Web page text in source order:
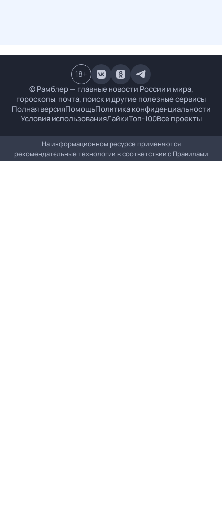
© Рамблер — главные новости России и мира,
гороскопы, почта, поиск и другие полезные сервисы
Полная версияПомощьПолитика конфиденциальности
Условия использованияЛайкиТоп-100Все проекты
18+
На информационном ресурсе применяются
рекомендательные технологии в соответствии с Правилами